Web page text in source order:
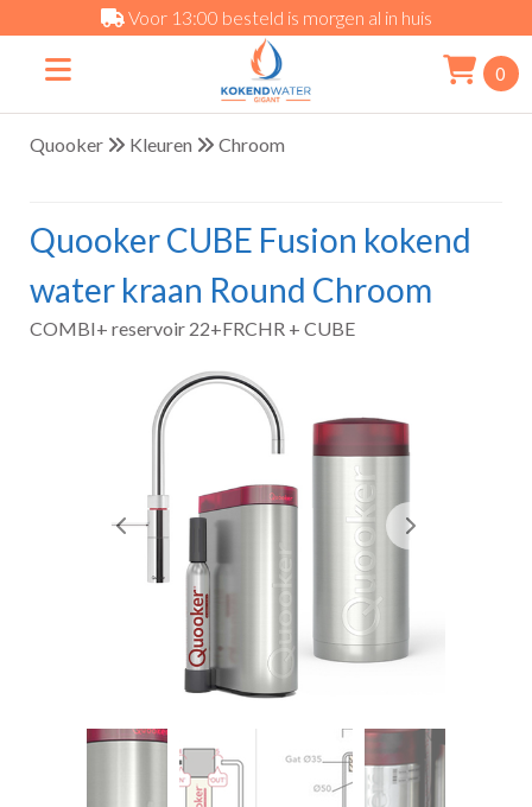
Voor 13:00 besteld is morgen al in huis
0
Quooker Kleuren Chroom
Quooker CUBE Fusion kokend
water kraan Round Chroom
COMBI+ reservoir 22+FRCHR + CUBE